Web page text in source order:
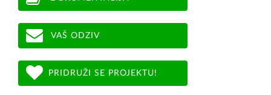
VAŠ ODZIV
PRIDRUŽI SE PROJEKTU!